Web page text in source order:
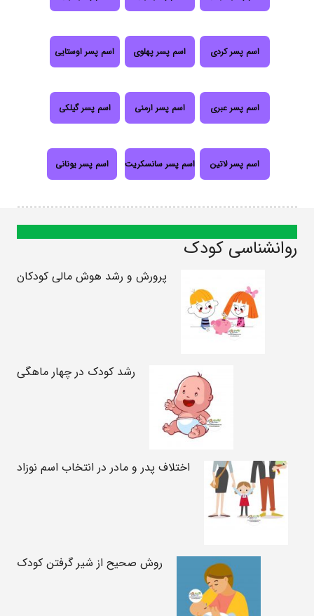
اسم پسر کردی اسم پسر پهلوی اسم پسر اوستایی
اسم پسر عبری اسم پسر ارمنی اسم پسر گیلکی
اسم پسر لاتین اسم پسر سانسکریت اسم پسر یونانی
روانشناسی کودک
پرورش و رشد هوش مالی کودکان
رشد کودک در چهار ماهگی
اختلاف پدر و مادر در انتخاب اسم نوزاد
روش صحیح از شیر گرفتن کودک